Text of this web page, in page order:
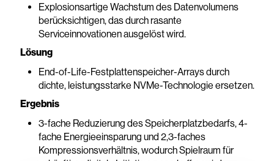
Explosionsartige Wachstum des Datenvolumens
berücksichtigen, das durch rasante
Serviceinnovationen ausgelöst wird.
Lösung
End-of-Life-Festplattenspeicher-Arrays durch
dichte, leistungsstarke NVMe-Technologie ersetzen.
Ergebnis
3-fache Reduzierung des Speicherplatzbedarfs, 4-
fache Energieeinsparung und 2,3-faches
Kompressionsverhältnis, wodurch Spielraum für